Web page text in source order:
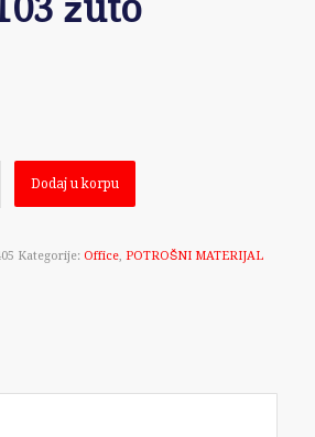
žuto
Dodaj u korpu
Kategorije: Office, POTROŠNI MATERIJAL